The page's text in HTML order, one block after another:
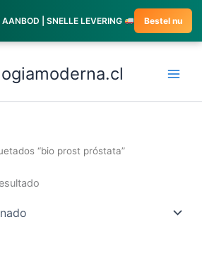
AANBOD | SNELLE LEVERING Bestel nu
“bio prost próstata”